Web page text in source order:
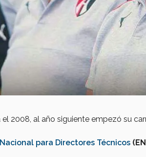
2008, al año siguiente empezó su
para Directores Técnicos